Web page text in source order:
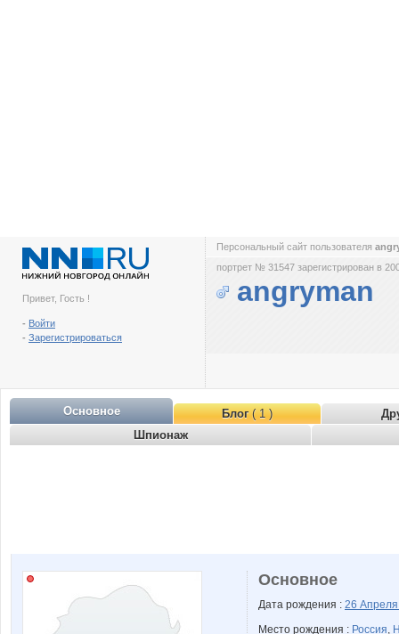
Привет, Гость !
- Войти
- Зарегистрироваться
Персональный сайт пользователя
портрет № 31547 зарегистрирован в
angryman
Основное Блог( 1 )
Шпионаж
Основное
Дата рождения : 26
Место рождения : Россия,